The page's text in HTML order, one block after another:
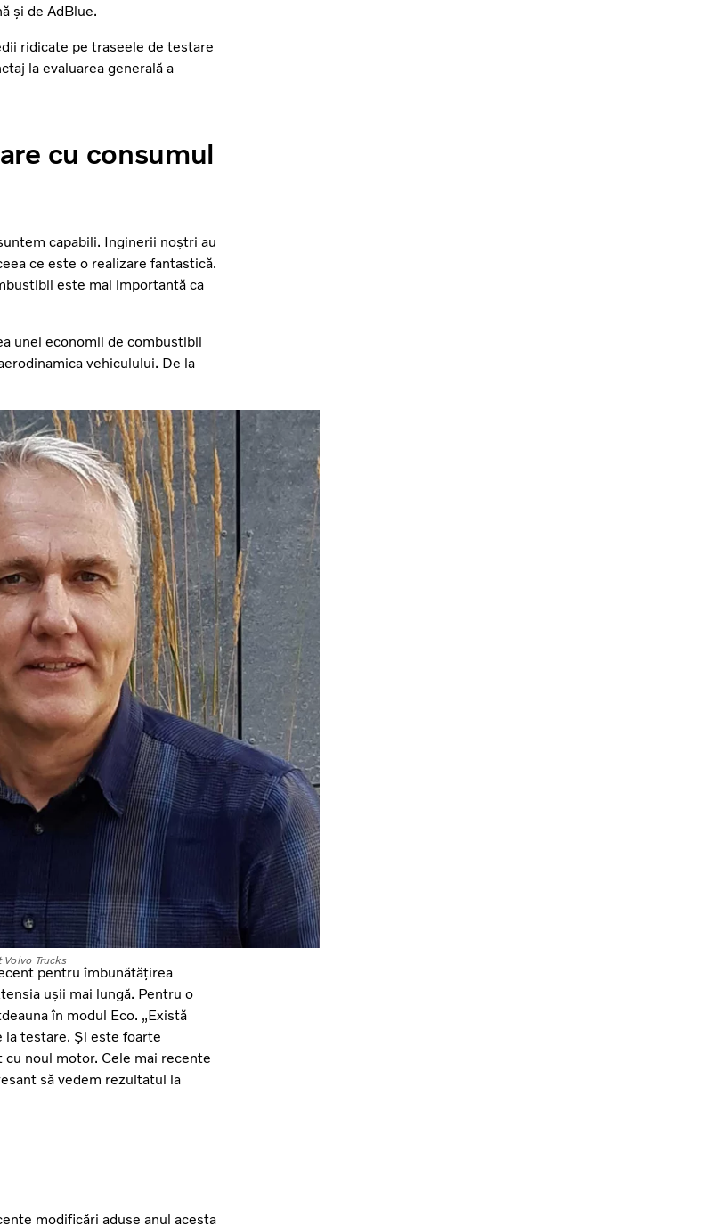
și de AdBlue.
ridicate pe traseele de testare
la evaluarea generală a
cu consumul
capabili. Inginerii noștri au
ce este o realizare fantastică.
este mai importantă ca
unei economii de combustibil
vehiculului. De la
Volvo Trucks
pentru îmbunătățirea
ușii mai lungă. Pentru o
în modul Eco. „Există
la testare. Și este foarte
noul motor. Cele mai recente
să vedem rezultatul la
modificări aduse anul acesta